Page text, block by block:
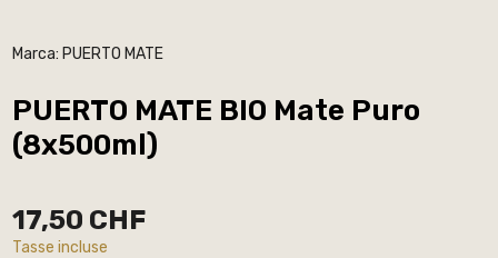
Marca: PUERTO MATE
PUERTO MATE BIO Mate Puro
(8x500ml)
17,50 CHF
Tasse incluse